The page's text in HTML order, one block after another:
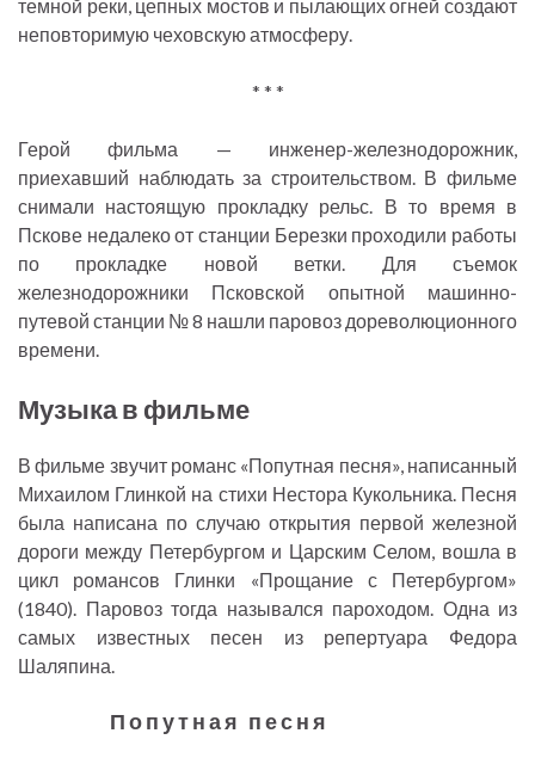
темной реки, цепных мостов и пылающих огней создают
неповторимую чеховскую атмосферу.
* * *
Герой фильма — инженер-железнодорожник,
приехавший наблюдать за строительством. В фильме
снимали настоящую прокладку рельс. В то время в
Пскове недалеко от станции Березки проходили работы
по прокладке новой ветки. Для съемок
железнодорожники Псковской опытной машинно-
путевой станции № 8 нашли паровоз дореволюционного
времени.
Музыка в фильме
В фильме звучит романс «Попутная песня», написанный
Михаилом Глинкой на стихи Нестора Кукольника. Песня
была написана по случаю открытия первой железной
дороги между Петербургом и Царским Селом, вошла в
цикл романсов Глинки «Прощание с Петербургом»
(1840). Паровоз тогда назывался пароходом. Одна из
самых известных песен из репертуара Федора
Шаляпина.
Попутная песня